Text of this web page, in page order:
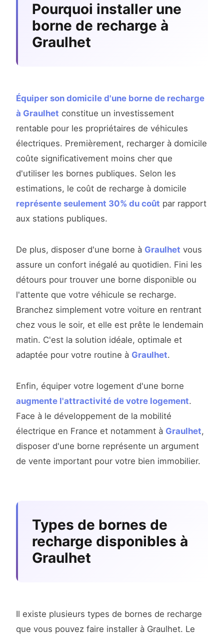
Pourquoi installer une
borne de recharge à
Graulhet
Équiper son domicile d'une borne de recharge
à Graulhet constitue un investissement
rentable pour les propriétaires de véhicules
électriques. Premièrement, recharger à domicile
coûte significativement moins cher que
d'utiliser les bornes publiques. Selon les
estimations, le coût de recharge à domicile
représente seulement 30% du coût par rapport
aux stations publiques.
De plus, disposer d'une borne à Graulhet vous
assure un confort inégalé au quotidien. Fini les
détours pour trouver une borne disponible ou
l'attente que votre véhicule se recharge.
Branchez simplement votre voiture en rentrant
chez vous le soir, et elle est prête le lendemain
matin. C'est la solution idéale, optimale et
adaptée pour votre routine à Graulhet.
Enfin, équiper votre logement d'une borne
augmente l'attractivité de votre logement.
Face à le développement de la mobilité
électrique en France et notamment à Graulhet,
disposer d'une borne représente un argument
de vente important pour votre bien immobilier.
Types de bornes de
recharge disponibles à
Graulhet
Il existe plusieurs types de bornes de recharge
que vous pouvez faire installer à Graulhet. Le